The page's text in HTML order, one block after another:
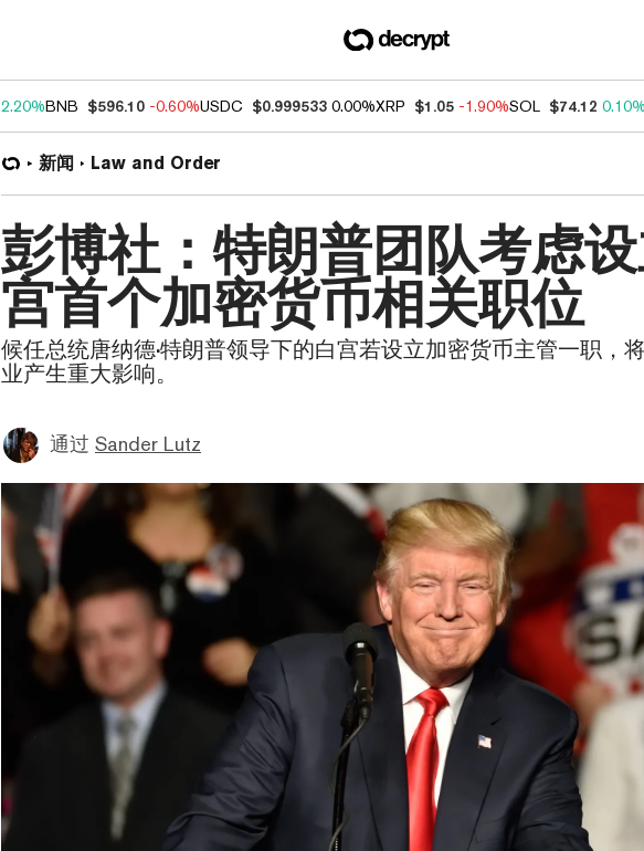
2.20%BNB $596.10 -0.60%USDC $0.999533 0.00%XRP $1.05 -1.90%SOL $74.12
新闻 Law and Order
彭博社：特朗普团队考虑
宫首个加密货币相关职位
候任总统唐纳德·特朗普领导下的白宫若设立加密货币主管一职，
业产生重大影响。
通过 Sander Lutz